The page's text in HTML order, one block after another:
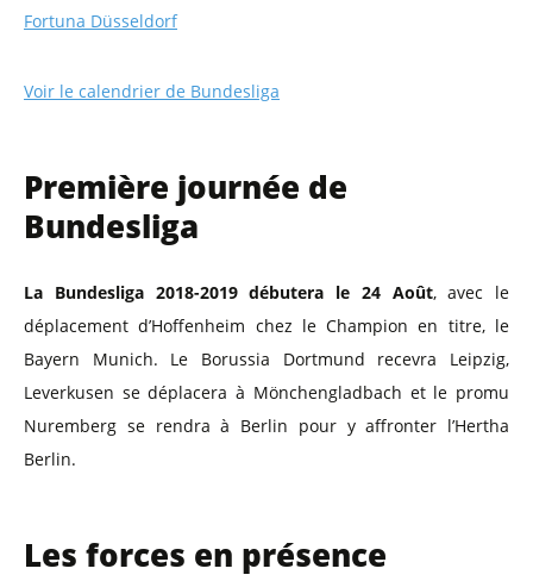
Fortuna Düsseldorf
Voir le calendrier de Bundesliga
Première journée de
Bundesliga
La Bundesliga 2018-2019 débutera le 24 Août, avec le
déplacement d’Hoffenheim chez le Champion en titre, le
Bayern Munich. Le Borussia Dortmund recevra Leipzig,
Leverkusen se déplacera à Mönchengladbach et le promu
Nuremberg se rendra à Berlin pour y affronter l’Hertha
Berlin.
Les forces en présence